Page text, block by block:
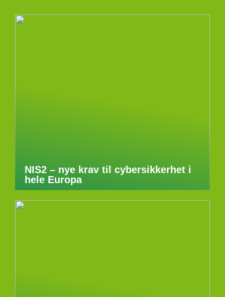
NIS2 – nye krav til cybersikkerhet i
hele Europa